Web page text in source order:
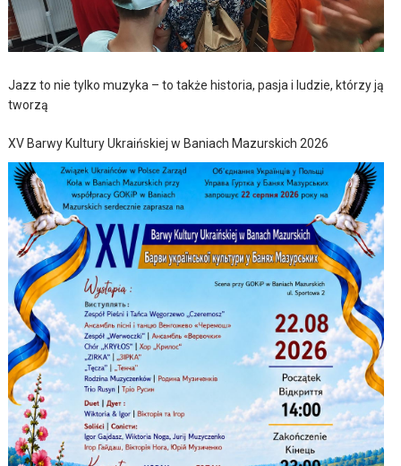
Jazz to nie tylko muzyka – to także historia, pasja i ludzie, którzy ją
tworzą
XV Barwy Kultury Ukraińskiej w Baniach Mazurskich 2026